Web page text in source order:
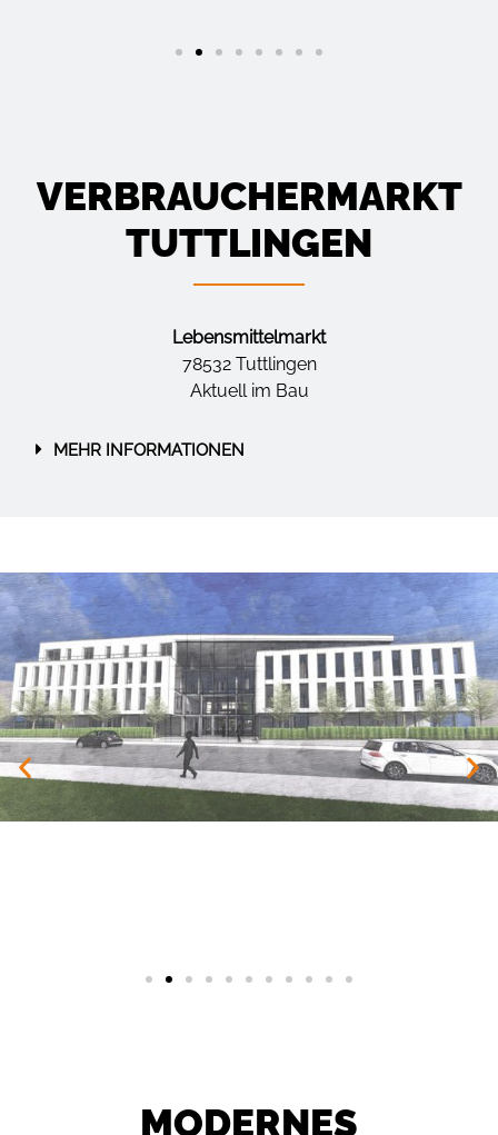
VERBRAUCHERMARKT
TUTTLINGEN
Lebensmittelmarkt
78532 Tuttlingen
Aktuell im Bau
MEHR INFORMATIONEN
MODERNES